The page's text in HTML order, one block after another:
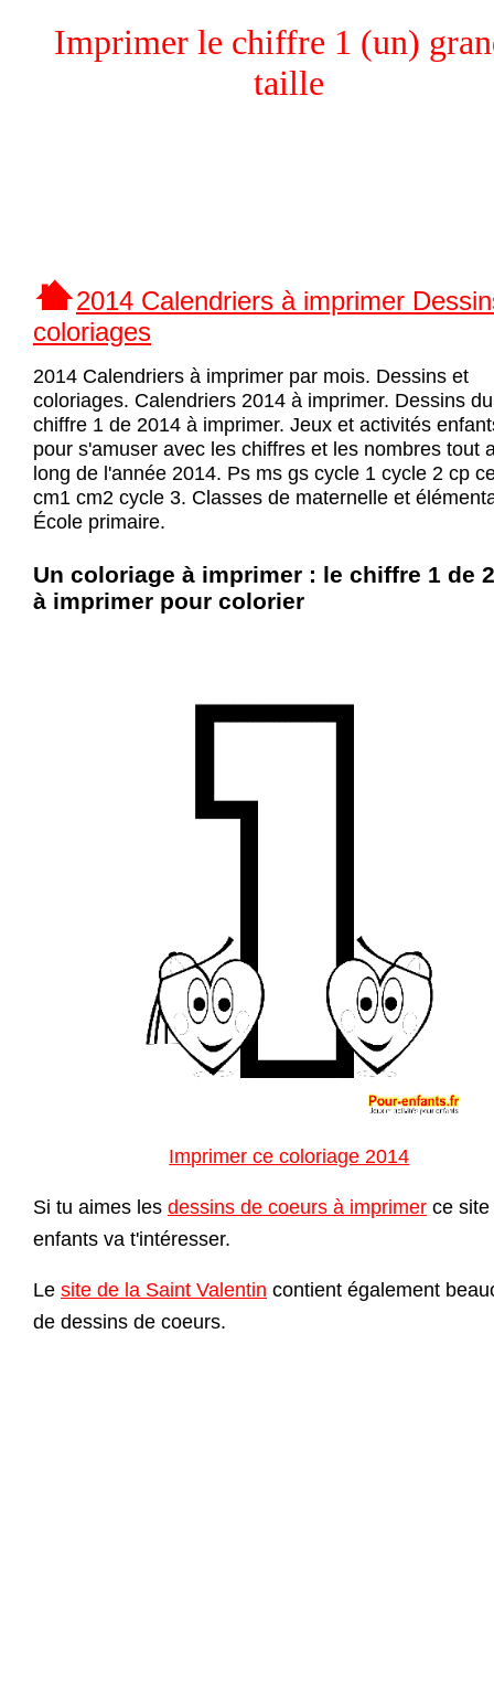
Imprimer le chiffre 1 (un)
taille
2014 Calendriers à imprimer
coloriages
2014 Calendriers à imprimer par mois. Dessins et
coloriages. Calendriers 2014 à imprimer. Dessins du
chiffre 1 de 2014 à imprimer. Jeux et activités
pour s'amuser avec les chiffres et les nombres tout
long de l'année 2014. Ps ms gs cycle 1 cycle 2 cp
cm1 cm2 cycle 3. Classes de maternelle et
École primaire.
Un coloriage à imprimer : le chiffre 1 de
à imprimer pour colorier
Imprimer ce coloriage 2014
Si tu aimes les dessins de coeurs à imprimer ce
enfants va t'intéresser.
Le site de la Saint Valentin contient également
de dessins de coeurs.